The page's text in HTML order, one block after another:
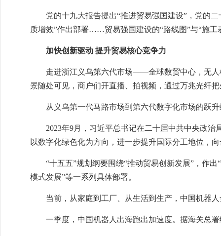
党的十九大报告提出“推进贸易强国建设”，党的
质增效”作出部署……贸易强国建设的“路线图”与“施
加快创新驱动 提升贸易核心竞争力
走进浙江义乌第六代市场——全球数贸中心，无人
景随处可见，商户们开直播、拍视频，通过万兆光纤
从义乌第一代马路市场到第六代数字化市场的跃
2023年9月，习近平总书记在二十届中共中央政
以数字化绿色化为方向，进一步提升国际分工地位，
“十五五”规划纲要围绕“推动贸易创新发展”，作
模式发展”等一系列具体部署。
当前，从家庭到工厂、从生活到生产，中国机器
一季度，中国机器人出海跑出加速度。据海关总